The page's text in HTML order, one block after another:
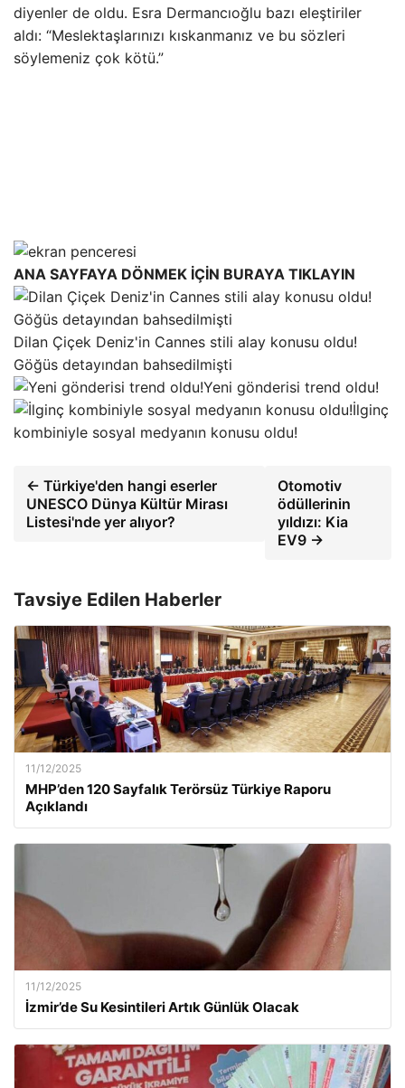
diyenler de oldu. Esra Dermancıoğlu bazı eleştiriler
aldı: “Meslektaşlarınızı kıskanmanız ve bu sözleri
söylemeniz çok kötü.”
ANA SAYFAYA DÖNMEK İÇİN BURAYA TIKLAYIN
Dilan Çiçek Deniz'in Cannes stili alay konusu oldu!
Göğüs detayından bahsedilmişti
Yeni gönderisi trend oldu!
İlginç
kombiniyle sosyal medyanın konusu oldu!
← Türkiye'den hangi eserler
UNESCO Dünya Kültür Mirası
Listesi'nde yer alıyor?
Otomotiv
ödüllerinin
yıldızı: Kia
EV9 →
Tavsiye Edilen Haberler
11/12/2025
MHP’den 120 Sayfalık Terörsüz Türkiye Raporu
Açıklandı
11/12/2025
İzmir’de Su Kesintileri Artık Günlük Olacak